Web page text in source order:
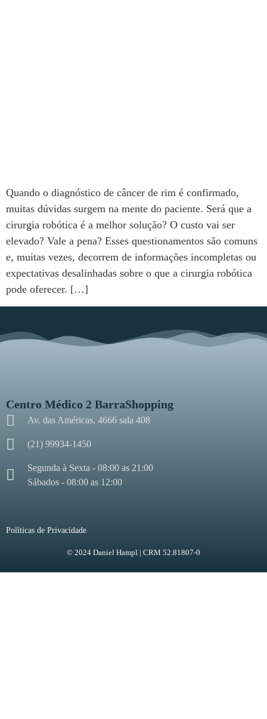
Quando o diagnóstico de câncer de rim é confirmado,
muitas dúvidas surgem na mente do paciente. Será que a
cirurgia robótica é a melhor solução? O custo vai ser
elevado? Vale a pena? Esses questionamentos são comuns
e, muitas vezes, decorrem de informações incompletas ou
expectativas desalinhadas sobre o que a cirurgia robótica
pode oferecer. […]
Centro Médico 2 BarraShopping
Av. das Américas, 4666 sala 408
(21) 99934-1450
Segunda à Sexta - 08:00 as 21:00
Sábados - 08:00 as 12:00
Políticas de Privacidade
© 2024 Daniel Hampl | CRM 52.81807-0